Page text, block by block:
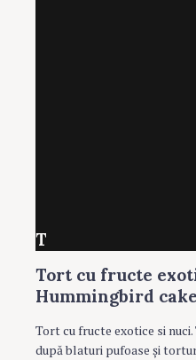
T
Tort cu fructe
Hummingbird cake
Tort cu fructe exotice si
după blaturi pufoase şi